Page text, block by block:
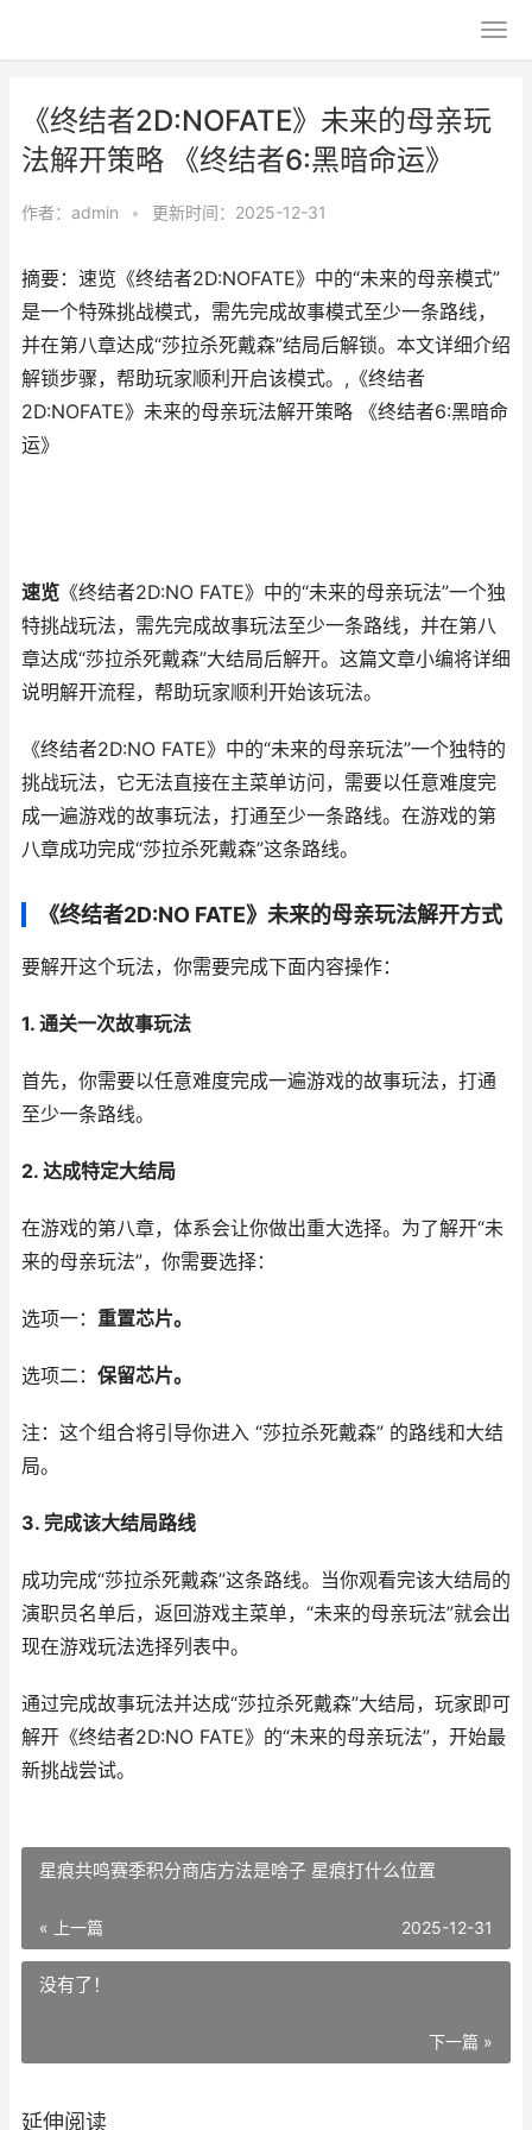
《终结者2D:NOFATE》未来的母亲玩
法解开策略 《终结者6:黑暗命运》
作者： admin • 更新时间：2025-12-31
摘要：速览《终结者2D:NOFATE》中的“未来的母亲模式”
是一个特殊挑战模式，需先完成故事模式至少一条路线，
并在第八章达成“莎拉杀死戴森”结局后解锁。本文详细介绍
解锁步骤，帮助玩家顺利开启该模式。,《终结者
2D:NOFATE》未来的母亲玩法解开策略 《终结者6:黑暗命
运》
速览 《终结者2D:NO FATE》中的“未来的母亲玩法”一个独
特挑战玩法，需先完成故事玩法至少一条路线，并在第八
章达成“莎拉杀死戴森”大结局后解开。这篇文章小编将详细
说明解开流程，帮助玩家顺利开始该玩法。
《终结者2D:NO FATE》中的“未来的母亲玩法”一个独特的
挑战玩法，它无法直接在主菜单访问，需要以任意难度完
成一遍游戏的故事玩法，打通至少一条路线。在游戏的第
八章成功完成“莎拉杀死戴森”这条路线。
《终结者2D:NO FATE》未来的母亲玩法解开方式
要解开这个玩法，你需要完成下面内容操作：
1. 通关一次故事玩法
首先，你需要以任意难度完成一遍游戏的故事玩法，打通
至少一条路线。
2. 达成特定大结局
在游戏的第八章，体系会让你做出重大选择。为了解开“未
来的母亲玩法”，你需要选择：
选项一： 重置芯片。
选项二： 保留芯片。
注：这个组合将引导你进入 “莎拉杀死戴森” 的路线和大结
局。
3. 完成该大结局路线
成功完成“莎拉杀死戴森”这条路线。当你观看完该大结局的
演职员名单后，返回游戏主菜单，“未来的母亲玩法”就会出
现在游戏玩法选择列表中。
通过完成故事玩法并达成“莎拉杀死戴森”大结局，玩家即可
解开《终结者2D:NO FATE》的“未来的母亲玩法”，开始最
新挑战尝试。
星痕共鸣赛季积分商店方法是啥子 星痕打什么位置
« 上一篇 2025-12-31
没有了！
下一篇 »
延伸阅读